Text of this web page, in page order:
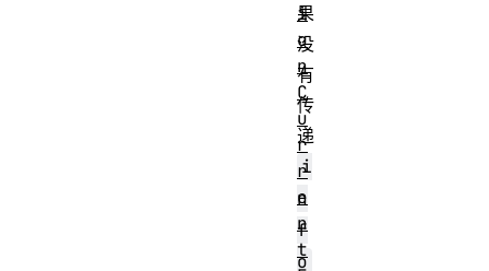
果
没
有
传
递
i
n
f
o
i
o
n
C
u
r
r
e
n
t